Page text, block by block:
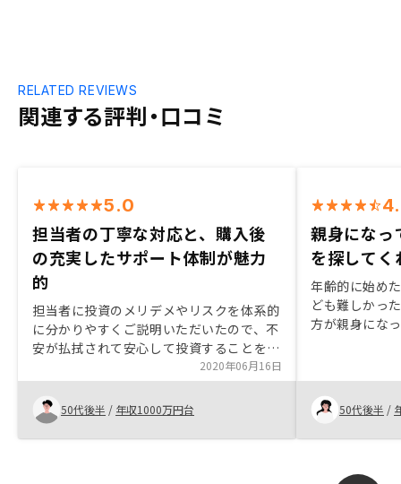
関連する評判・口コミ
RELATED REVIEWS
5.0
担当者の丁寧な対応と、購入後
の充実したサポート体制が魅力
的
担当者に投資のメリデメやリスクを体系的
に分かりやすくご説明いただいたので、不
安が払拭されて安心して投資することを決
断できました。また、リモートでの購入手
続きや家賃保証だけでなく、設備の修繕ま
で手配いただける等、至れり尽くせりのサ
ービスで、手間がかからないことも大変魅
力的です。難しい要望とは思いますが、出
2020年06月16日
50代後半 / 年収1000万円台
親身になっ
を探してく
年齢的に始め
ども難しかっ
方が親身にな
購入ができま
す。
50代後半 /